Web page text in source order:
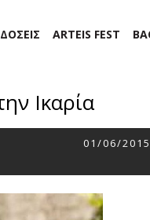
ARTEIS FEST
Ικαρία
01/06/